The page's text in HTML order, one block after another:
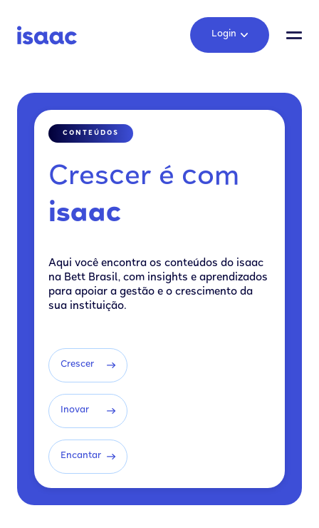
Login
CONTEÚDOS
Crescer é com
isaac
Aqui você encontra os conteúdos do isaac
na Bett Brasil, com insights e aprendizados
para apoiar a gestão e o crescimento da
sua instituição.
Crescer
Inovar
Encantar